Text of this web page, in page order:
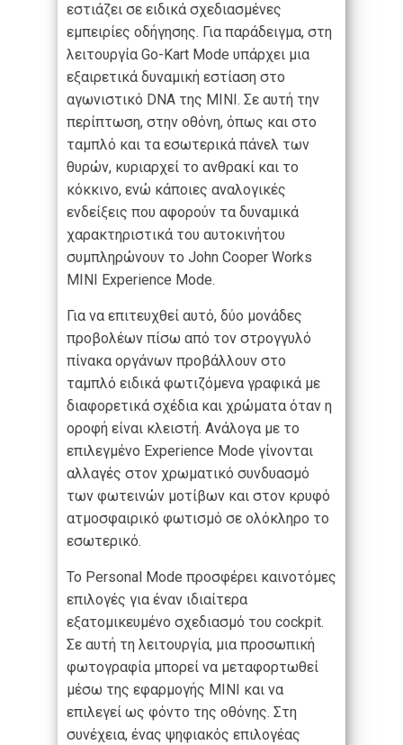
εστιάζει σε ειδικά σχεδιασμένες
εμπειρίες οδήγησης. Για παράδειγμα, στη
λειτουργία Go-Kart Mode υπάρχει μια
εξαιρετικά δυναμική εστίαση στο
αγωνιστικό DNA της MINI. Σε αυτή την
περίπτωση, στην οθόνη, όπως και στο
ταμπλό και τα εσωτερικά πάνελ των
θυρών, κυριαρχεί το ανθρακί και το
κόκκινο, ενώ κάποιες αναλογικές
ενδείξεις που αφορούν τα δυναμικά
χαρακτηριστικά του αυτοκινήτου
συμπληρώνουν το John Cooper Works
MINI Experience Mode.
Για να επιτευχθεί αυτό, δύο μονάδες
προβολέων πίσω από τον στρογγυλό
πίνακα οργάνων προβάλλουν στο
ταμπλό ειδικά φωτιζόμενα γραφικά με
διαφορετικά σχέδια και χρώματα όταν η
οροφή είναι κλειστή. Ανάλογα με το
επιλεγμένο Experience Mode γίνονται
αλλαγές στον χρωματικό συνδυασμό
των φωτεινών μοτίβων και στον κρυφό
ατμοσφαιρικό φωτισμό σε ολόκληρο το
εσωτερικό.
Το Personal Mode προσφέρει καινοτόμες
επιλογές για έναν ιδιαίτερα
εξατομικευμένο σχεδιασμό του cockpit.
Σε αυτή τη λειτουργία, μια προσωπική
φωτογραφία μπορεί να μεταφορτωθεί
μέσω της εφαρμογής MINI και να
επιλεγεί ως φόντο της οθόνης. Στη
συνέχεια, ένας ψηφιακός επιλογέας